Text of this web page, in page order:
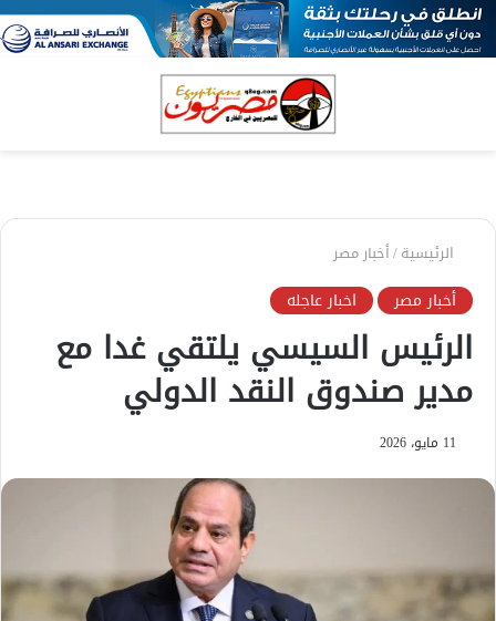
الرئيسية/أخبار مصر
أخبار مصر اخبار عاجله
الرئيس السيسي يلتقي غدا مع
مدير صندوق النقد الدولي
11 مايو، 2026